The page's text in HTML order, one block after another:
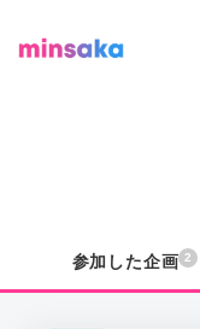
参加した企画 2